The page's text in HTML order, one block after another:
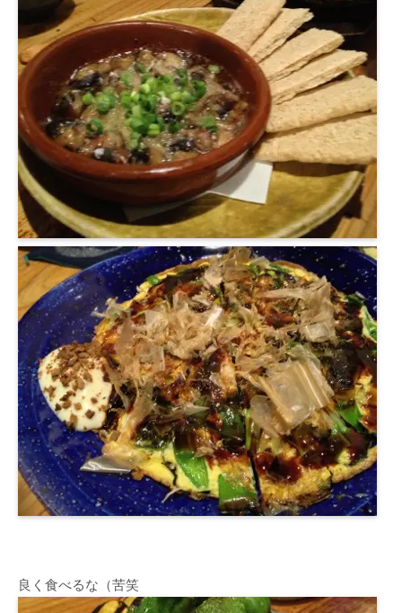
良く食べるな（苦笑